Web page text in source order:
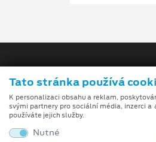
Tato stránka používá
K personalizaci obsahu a reklam,
svými partnery pro sociální média, inzerci
používáte jejich služby.
Nutné